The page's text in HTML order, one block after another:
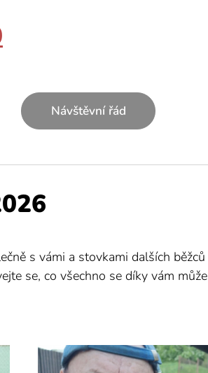
Návštěvní řád
s vámi a stovkami dalších běžců
se, co všechno se díky vám může